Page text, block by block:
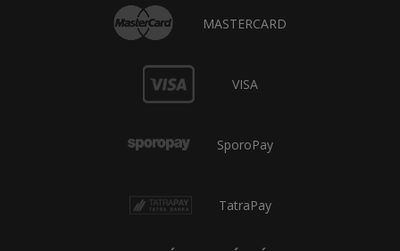
MASTERCARD
VISA
SporoPay
TatraPay